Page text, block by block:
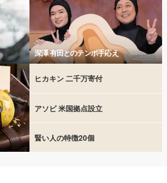
深澤 有田とのテンポ手応え
ヒカキン 二千万寄付
アソビ 米国拠点設立
賢い人の特徴20個